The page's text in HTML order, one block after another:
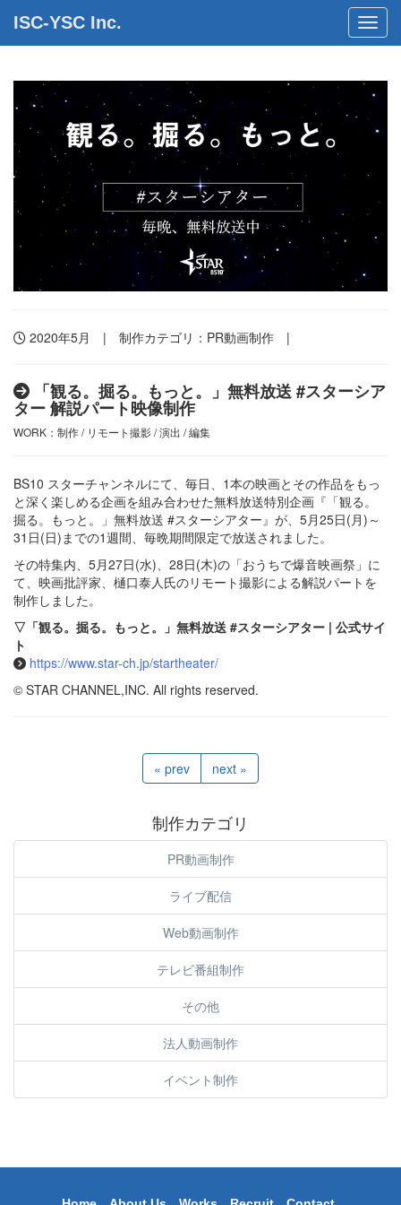
ISC-YSC Inc.
2020年5月 | 制作カテゴリ： PR動画制作 |
「観る。掘る。もっと。」無料放送 #スターシア
ター 解説パート映像制作
WORK：制作 / リモート撮影 / 演出 / 編集
BS10 スターチャンネルにて、毎日、1本の映画とその作品をもっ
と深く楽しめる企画を組み合わせた無料放送特別企画『「観る。
掘る。もっと。」無料放送 #スターシアター』が、5月25日(月)～
31日(日)までの1週間、毎晩期間限定で放送されました。
その特集内、5月27日(水)、28日(木)の「おうちで爆音映画祭」に
て、映画批評家、樋口泰人氏のリモート撮影による解説パートを
制作しました。
▽「観る。掘る。もっと。」無料放送 #スターシアター | 公式サイ
ト
https://www.star-ch.jp/startheater/
© STAR CHANNEL,INC. All rights reserved.
« prev next »
制作カテゴリ
PR動画制作
ライブ配信
Web動画制作
テレビ番組制作
その他
法人動画制作
イベント制作